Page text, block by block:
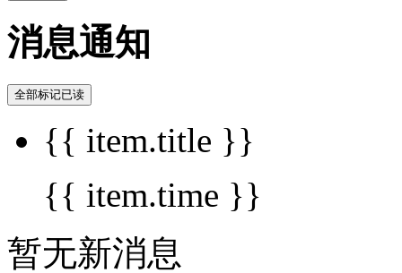
消息通知
全部标记已读
{{ item.title }}
{{ item.time }}
暂无新消息